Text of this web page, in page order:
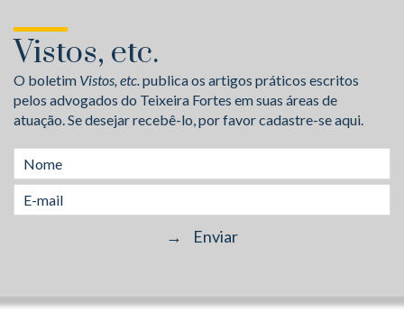
Vistos, etc.
O boletim Vistos, etc.publica os artigos práticos escritos
pelos advogados do Teixeira Fortes em suas áreas de
atuação. Se desejar recebê-lo, por favor cadastre-se aqui.